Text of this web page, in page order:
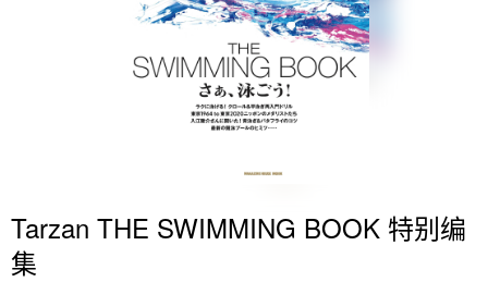
Tarzan THE SWIMMING BOOK 特别编
集